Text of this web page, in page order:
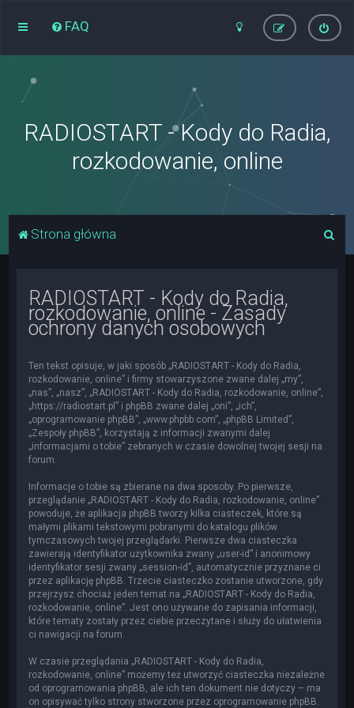
FAQ
RADIOSTART - Kody do Radia,
rozkodowanie, online
Strona główna
RADIOSTART - Kody do Radia,
rozkodowanie, online - Zasady
ochrony danych osobowych
Ten tekst opisuje, w jaki sposób „RADIOSTART - Kody do Radia,
rozkodowanie, online” i firmy stowarzyszone zwane dalej „my”,
„nas”, „nasz”, „RADIOSTART - Kody do Radia, rozkodowanie, online”,
„https://radiostart.pl” i phpBB zwane dalej „oni”, „ich”,
„oprogramowanie phpBB”, „www.phpbb.com”, „phpBB Limited”,
„Zespoły phpBB”, korzystają z informacji zwanymi dalej
„informacjami o tobie” zebranych w czasie dowolnej twojej sesji na
forum.
Informacje o tobie są zbierane na dwa sposoby. Po pierwsze,
przeglądanie „RADIOSTART - Kody do Radia, rozkodowanie, online”
powoduje, że aplikacja phpBB tworzy kilka ciasteczek, które są
małymi plikami tekstowymi pobranymi do katalogu plików
tymczasowych twojej przeglądarki. Pierwsze dwa ciasteczka
zawierają identyfikator użytkownika zwany „user-id” i anonimowy
identyfikator sesji zwany „session-id”, automatycznie przyznane ci
przez aplikację phpBB. Trzecie ciasteczko zostanie utworzone, gdy
przejrzysz chociaż jeden temat na „RADIOSTART - Kody do Radia,
rozkodowanie, online”. Jest ono używane do zapisania informacji,
które tematy zostały przez ciebie przeczytane i służy do ułatwienia
ci nawigacji na forum.
W czasie przeglądania „RADIOSTART - Kody do Radia,
rozkodowanie, online” możemy też utworzyć ciasteczka niezależne
od oprogramowania phpBB, ale ich ten dokument nie dotyczy – ma
on opisywać tylko strony stworzone przez oprogramowanie phpBB.